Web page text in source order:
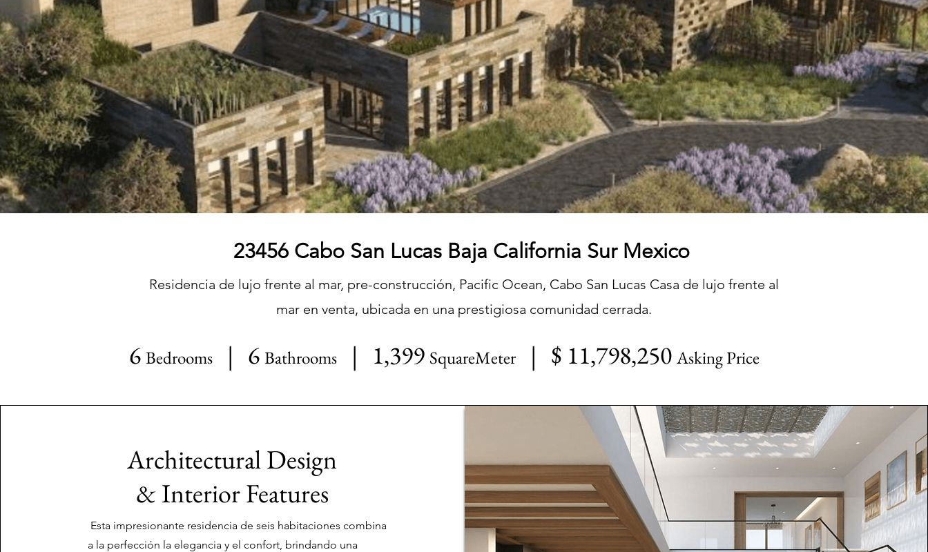
23456 Cabo San Lucas Baja California Sur Mexico
Residencia de lujo frente al mar, pre-construcción, Pacific Ocean, Cabo San Lucas Casa de lujo frente al
mar en venta, ubicada en una prestigiosa comunidad cerrada.
6 Bedrooms | 6 Bathrooms | 1,399 SquareMeter| $ 11,798,250 Asking Price
Architectural Design
& Interior Features
Esta impresionante residencia de seis habitaciones combina
a la perfección la elegancia y el confort, brindando una